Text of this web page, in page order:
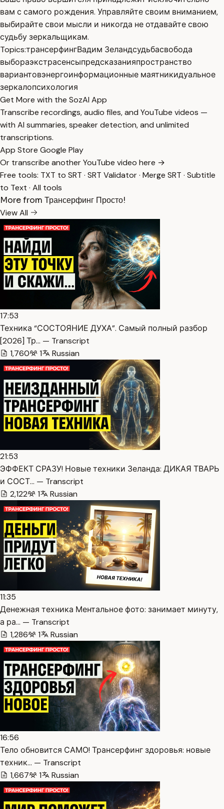
вам с самого рождения. Управляйте своим вниманием,
выбирайте свои мысли и никогда не отдавайте свою
судьбу зеркальщикам.
Topics:трансерфингВадим Зеландсудьбасвобода
выбораэкстрасенсыпредсказанияпространство
вариантовэнергоинформационные маятникидуальное
зеркалопсихология
Get More with the SozAI App
Transcribe recordings, audio files, and YouTube videos —
with AI summaries, speaker detection, and unlimited
transcriptions.
App Store Google Play
Or transcribe another YouTube video here →
Free tools: TXT to SRT · SRT Validator· Merge SRT · Subtitle
to Text · All tools
More from Трансерфинг Просто!
View All
17:53
Техника “СОСТОЯНИЕ ДУХА”. Самый полный разбор
[2026] Тр… — Transcript
1,760
1 Russian
21:53
ЭФФЕКТ СРАЗУ! Новые техники Зеланда: ДИКАЯ ТВАРЬ
и СОСТ… — Transcript
2,122
1 Russian
11:35
Денежная техника Ментальное фото: занимает минуту,
а ра… — Transcript
1,286
1 Russian
16:56
Тело обновится САМО! Трансерфинг здоровья: новые
техник… — Transcript
1,667
1 Russian